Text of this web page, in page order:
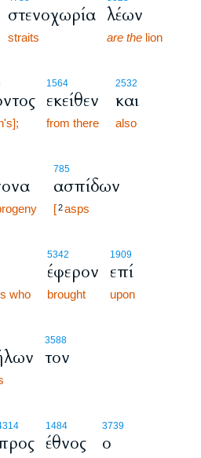
στενοχωρία
straits
λέων
are the lion
1564
εκείθεν
from there
2532
και
also
785
ασπίδων
[2asps
who
5342
έφερον
brought
1909
επί
upon
3588
τον
1484
έθνος
3739
ο